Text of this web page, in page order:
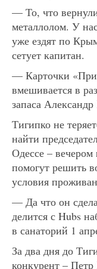
— То, что
металлолом. У
уже ездят по
сетует капитан.
— Карточки
вмешивается в
запаса
Тигипко не
найти
Одессе – вечером
помогут решить
условия
— Да что он
делится с Hubs
в санаторий 1
За два дня до
конкурент –